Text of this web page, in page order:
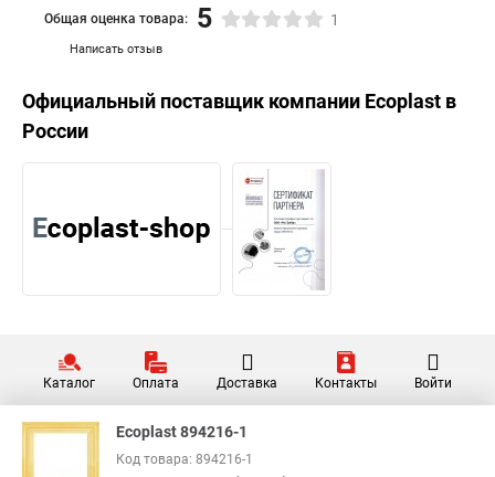
Написать отзыв
Общая оценка товара: 5 1
Официальный поставщик компании Ecoplast в
России
Каталог Оплата Доставка Контакты Войти
Ecoplast 894216-1
Код товара: 894216-1